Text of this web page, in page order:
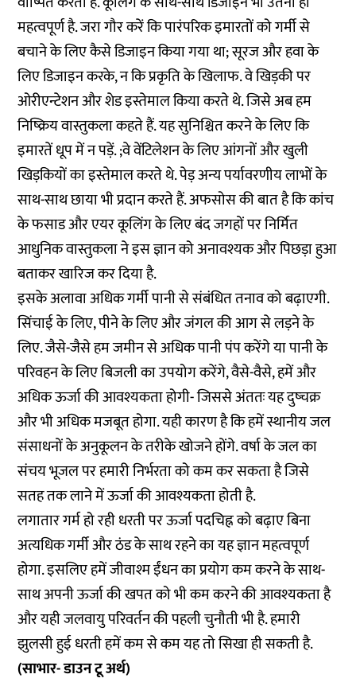
महत्वपूर्ण है. जरा गौर करें कि पारंपरिक इमारतों को गर्मी से
बचाने के लिए कैसे डिजाइन किया गया था; सूरज और हवा के
लिए डिजाइन करके, न कि प्रकृति के खिलाफ. वे खिड़की पर
ओरीएन्टेशन और शेड इस्तेमाल किया करते थे. जिसे अब हम
निष्क्रिय वास्तुकला कहते हैं. यह सुनिश्चित करने के लिए कि
इमारतें धूप में न पड़ें. ;वे वेंटिलेशन के लिए आंगनों और खुली
खिड़कियों का इस्तेमाल करते थे. पेड़ अन्य पर्यावरणीय लाभों के
साथ-साथ छाया भी प्रदान करते हैं. अफसोस की बात है कि कांच
के फसाड और एयर कूलिंग के लिए बंद जगहों पर निर्मित
आधुनिक वास्तुकला ने इस ज्ञान को अनावश्यक और पिछड़ा हुआ
बताकर खारिज कर दिया है.
इसके अलावा अधिक गर्मी पानी से संबंधित तनाव को बढ़ाएगी.
सिंचाई के लिए, पीने के लिए और जंगल की आग से लड़ने के
लिए. जैसे-जैसे हम जमीन से अधिक पानी पंप करेंगे या पानी के
परिवहन के लिए बिजली का उपयोग करेंगे, वैसे-वैसे, हमें और
अधिक ऊर्जा की आवश्यकता होगी- जिससे अंततः यह दुष्चक्र
और भी अधिक मजबूत होगा. यही कारण है कि हमें स्थानीय जल
संसाधनों के अनुकूलन के तरीके खोजने होंगे. वर्षा के जल का
संचय भूजल पर हमारी निर्भरता को कम कर सकता है जिसे
सतह तक लाने में ऊर्जा की आवश्यकता होती है.
लगातार गर्म हो रही धरती पर ऊर्जा पदचिह्न को बढ़ाए बिना
अत्यधिक गर्मी और ठंड के साथ रहने का यह ज्ञान महत्वपूर्ण
होगा. इसलिए हमें जीवाश्म ईंधन का प्रयोग कम करने के साथ-
साथ अपनी ऊर्जा की खपत को भी कम करने की आवश्यकता है
और यही जलवायु परिवर्तन की पहली चुनौती भी है. हमारी
झुलसी हुई धरती हमें कम से कम यह तो सिखा ही सकती है.
(साभार- डाउन टू अर्थ)